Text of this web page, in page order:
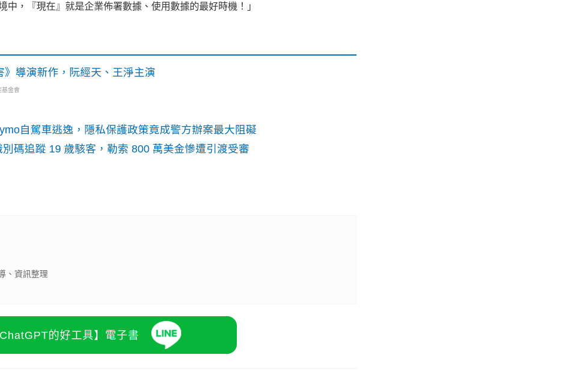
中，『現在』就是企業佈署數據、使用數據的最好時機！」
》導演新作，阮經天、王淨主演
基金會
自駕車逃逸，隱私保護政策竟成警方辦案最大阻礙
碼追蹤 19 歲駭客，勒索 800 萬美金慘遭引渡受審
、資訊整理
的好工具】電子書